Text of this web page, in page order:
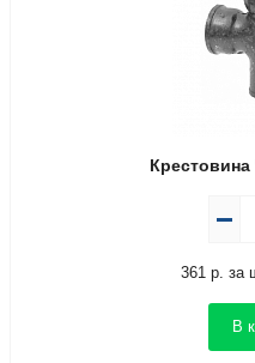
Крестовина
361 р. за
В